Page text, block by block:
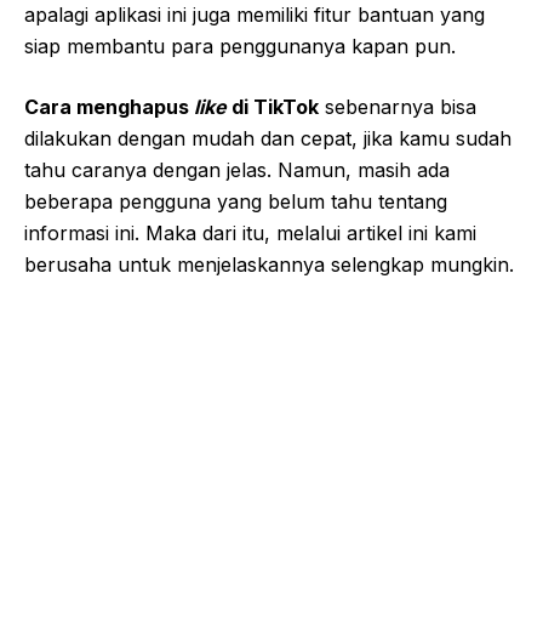
apalagi aplikasi ini juga memiliki fitur bantuan yang
siap membantu para penggunanya kapan pun.
Cara menghapus like di TikTok sebenarnya bisa
dilakukan dengan mudah dan cepat, jika kamu sudah
tahu caranya dengan jelas. Namun, masih ada
beberapa pengguna yang belum tahu tentang
informasi ini. Maka dari itu, melalui artikel ini kami
berusaha untuk menjelaskannya selengkap mungkin.